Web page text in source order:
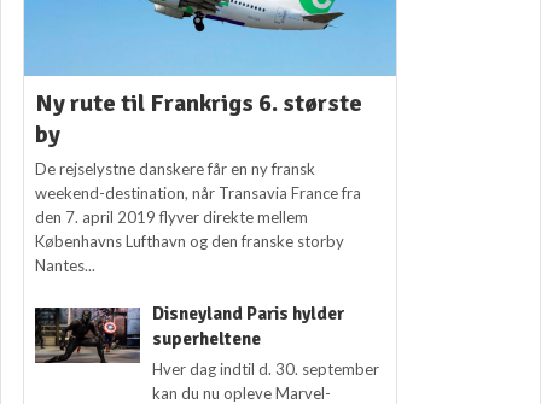
Ny rute til Frankrigs 6. største
by
De rejselystne danskere får en ny fransk
weekend-destination, når Transavia France fra
den 7. april 2019 flyver direkte mellem
Københavns Lufthavn og den franske storby
Nantes...
Disneyland Paris hylder
superheltene
Hver dag indtil d. 30. september
kan du nu opleve Marvel-